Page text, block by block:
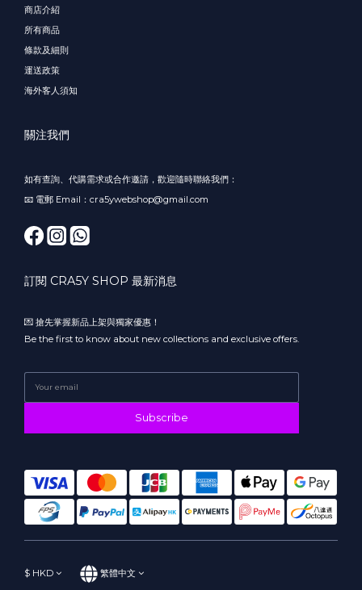
商店介紹
所有商品
條款及細則
運送政策
海外客人須知
關注我們
如有查詢、代購需求或合作邀請，歡迎隨時聯絡我們：
📧 電郵 Email：cra5ywebshop@gmail.com
訂閱 CRA5Y SHOP 最新消息
💌 搶先掌握新品上架與獨家優惠！
Be the first to know about new collections and exclusive offers.
Subscribe
$ HKD 繁體中文